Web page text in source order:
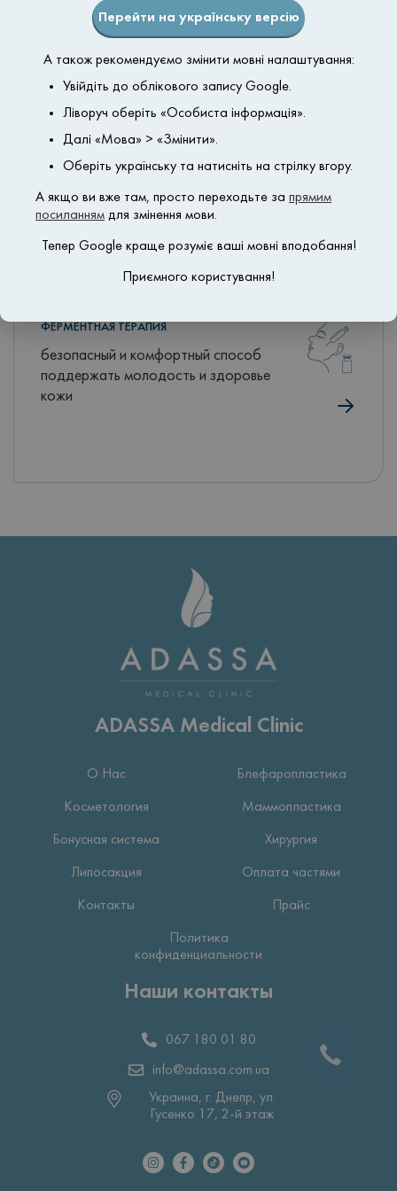
КОЛЛАГЕНОСТИМУЛЯЦИЯ
восстановление упругости и
эластичности кожи, мощный лифтинг-
тканей, уплотнение кожи,
ФЕРМЕНТНАЯ ТЕРАПИЯ
безопасный и комфортный способ
поддержать молодость и здоровье
кожи
ADASSA Medical Clinic
О Нас Блефаропластика
Косметология Маммопластика
Бонусная система Хирургия
Липосакция Оплата частями
Контакты Прайс
Политика
конфиденциальности
Наши контакты
067 180 01 80
info@adassa.com.ua
Украина, г. Днепр, ул.
Гусенко 17, 2-й этаж
Перейти на українську версію
А також рекомендуємо змінити мовні налаштування:
Увійдіть до облікового запису Google.
Ліворуч оберіть «Особиста інформація».
Далі «Мова» > «Змінити».
Оберіть українську та натисніть на стрілку вгору.
А якщо ви вже там, просто переходьте за прямим
посиланням для змінення мови.
Тепер Google краще розуміє ваші мовні вподобання!
Приємного користування!